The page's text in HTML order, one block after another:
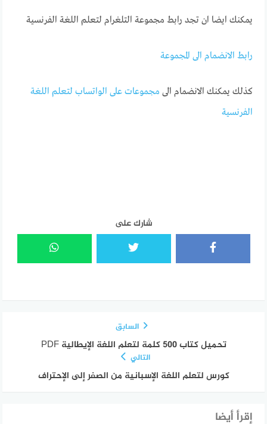
يمكنك ايضا ان تجد رابط مجموعة التلغرام لتعلم اللغة الفرنسية
رابط الانضمام الى المجموعة
كذلك يمكنك الانضمام الى مجموعات على الواتساب لتعلم اللغة
الفرنسية
شارك على
السابق
تحميل كتاب 500 كلمة لتعلم اللغة الإيطالية PDF
التالي
كورس لتعلم اللغة الإسبانية من الصفر إلى الإحتراف
إقرأ أيضا